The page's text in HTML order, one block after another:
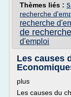
Thèmes liés :
recherche
recherche
de
d'emploi
Les causes
plus
Les causes du